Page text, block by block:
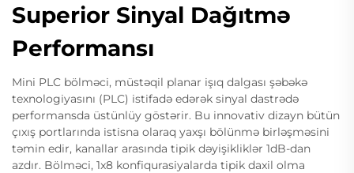
Superior Sinyal Dağıtmə
Performansı
Mini PLC bölməci, müstəqil planar işıq dalgası şəbəkə
texnologiyasını (PLC) istifadə edərək sinyal dastrədə
performansda üstünlüy göstərir. Bu innovativ dizayn bütün
çıxış portlarında istisna olaraq yaxşı bölünmə birləşməsini
təmin edir, kanallar arasında tipik dəyişikliklər 1dB-dan
azdır. Bölməci, 1x8 konfiqurasiyalarda tipik daxil olma